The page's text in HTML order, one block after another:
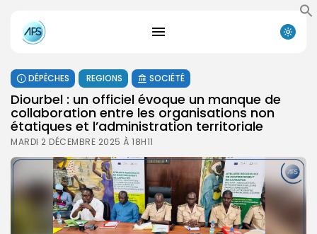
DÉPÊCHES REGIONS SOCIÉTÉ
Diourbel : un officiel évoque un manque de
collaboration entre les organisations non
étatiques et l’administration territoriale
MARDI 2 DÉCEMBRE 2025 À 18H11